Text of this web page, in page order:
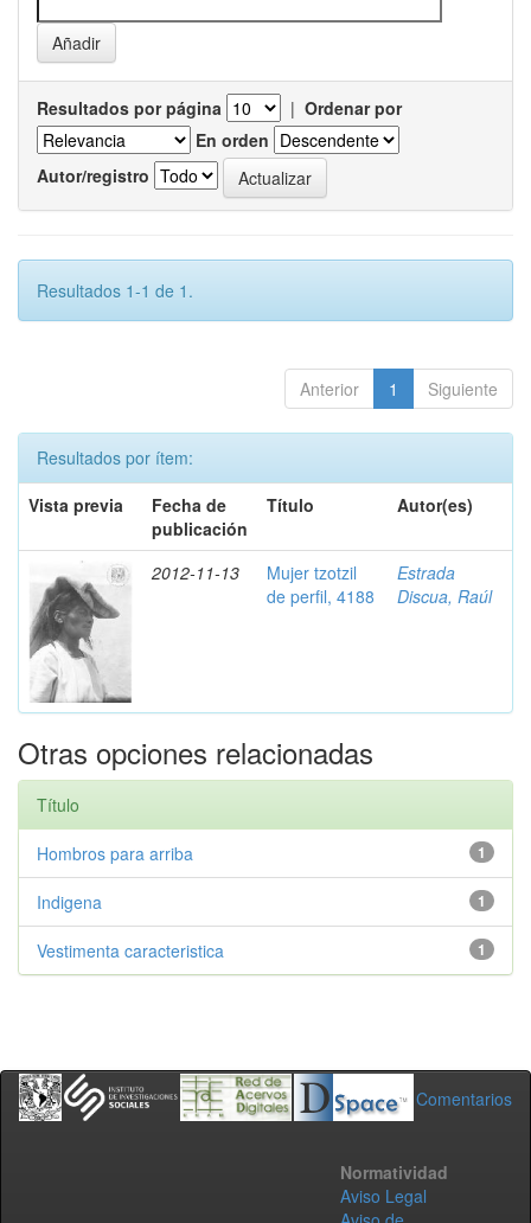
Resultados por página | Ordenar por
En orden
Autor/registro
Resultados 1-1 de 1.
Anterior 1 Siguiente
Resultados por ítem:
Vista previa
Fecha de
publicación
Título Autor(es)
2012-11-13
Mujer tzotzil
de perfil, 4188
Estrada
Discua, Raúl
Otras opciones relacionadas
Título
1
Hombros para arriba
1
Indigena
1
Vestimenta caracteristica
Comentarios
Normatividad
Aviso Legal